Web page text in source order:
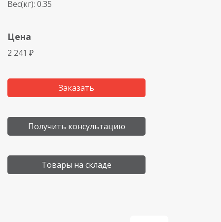
Вес(кг): 0.35
Цена
2 241 ₽
Заказать
Получить консультацию
Товары на складе